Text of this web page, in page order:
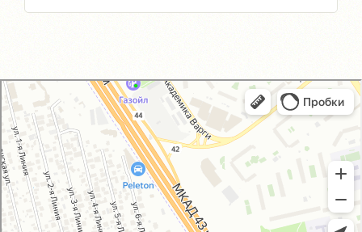
GM-City&VAG-Repair
Автосервис, автотехцентр в Москве
Магазин автозапчастей и автотоваров в Москве